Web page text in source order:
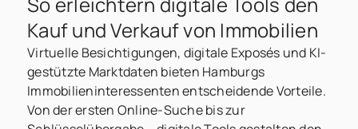
Kauf und Verkauf von Immobilien
Virtuelle Besichtigungen, digitale Exposés und KI-
gestützte Marktdaten bieten Hamburgs
Immobilieninteressenten entscheidende Vorteile.
Von der ersten Online-Suche bis zur